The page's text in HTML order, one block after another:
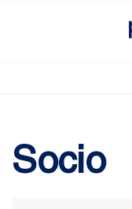
Socio